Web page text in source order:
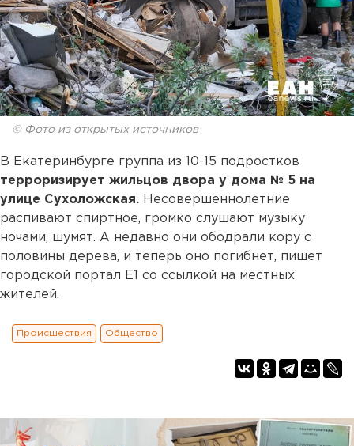
© Фото из открытых источников
В Екатеринбурге группа из 10-15 подростков
терроризирует жильцов двора у дома № 5 на
улице Сухоложская. Несовершеннолетние
распивают спиртное, громко слушают музыку
ночами, шумят. А недавно они ободрали кору с
половины дерева, и теперь оно погибнет, пишет
городской портал Е1 со ссылкой на местных
жителей.
Происшествия Общество